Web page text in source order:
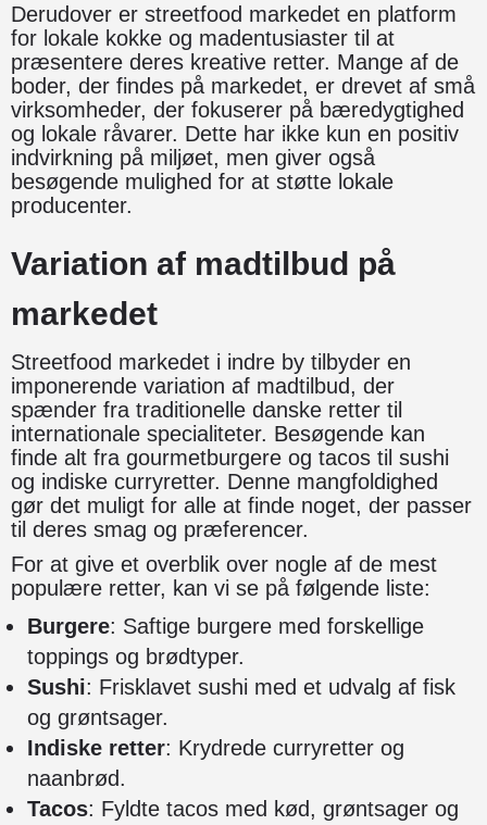
Derudover er streetfood markedet en platform
for lokale kokke og madentusiaster til at
præsentere deres kreative retter. Mange af de
boder, der findes på markedet, er drevet af små
virksomheder, der fokuserer på bæredygtighed
og lokale råvarer. Dette har ikke kun en positiv
indvirkning på miljøet, men giver også
besøgende mulighed for at støtte lokale
producenter.
Variation af madtilbud på
markedet
Streetfood markedet i indre by tilbyder en
imponerende variation af madtilbud, der
spænder fra traditionelle danske retter til
internationale specialiteter. Besøgende kan
finde alt fra gourmetburgere og tacos til sushi
og indiske curryretter. Denne mangfoldighed
gør det muligt for alle at finde noget, der passer
til deres smag og præferencer.
For at give et overblik over nogle af de mest
populære retter, kan vi se på følgende liste:
Burgere: Saftige burgere med forskellige
toppings og brødtyper.
Sushi: Frisklavet sushi med et udvalg af fisk
og grøntsager.
Indiske retter: Krydrede curryretter og
naanbrød.
Tacos: Fyldte tacos med kød, grøntsager og